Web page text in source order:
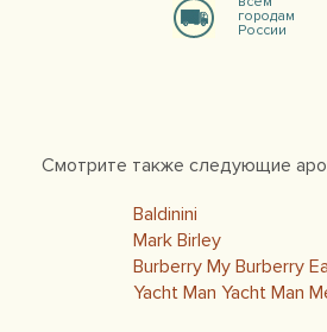
городам
России
Смотрите также следующие
Baldinini
Mark Birley
Burberry My Burberry
Yacht Man Yacht Man